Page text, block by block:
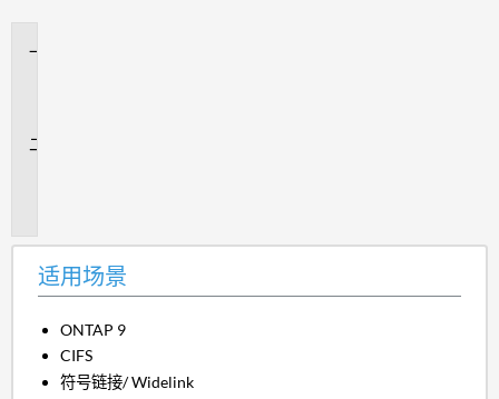
适用场景
ONTAP 9
CIFS
符号链接/ Widelink